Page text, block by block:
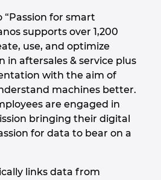
for smart
supports over 1,200
use, and optimize
in aftersales & service plus
with the aim of
machines better.
are engaged in
bringing their digital
for data to bear on a
links data from